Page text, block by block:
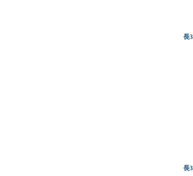
長
長